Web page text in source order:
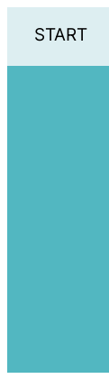
START